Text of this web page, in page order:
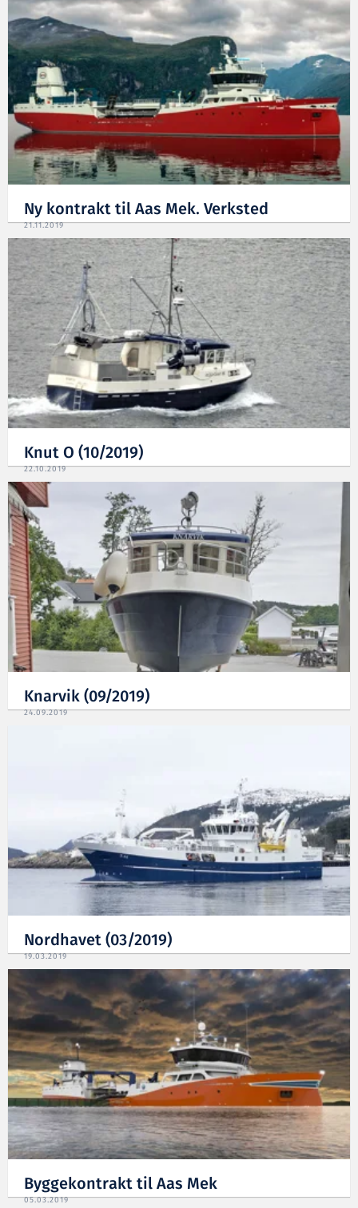
Ny kontrakt til Aas Mek. Verksted
21.11.2019
Knut O (10/2019)
22.10.2019
Knarvik (09/2019)
24.09.2019
Nordhavet (03/2019)
19.03.2019
Byggekontrakt til Aas Mek
05.03.2019